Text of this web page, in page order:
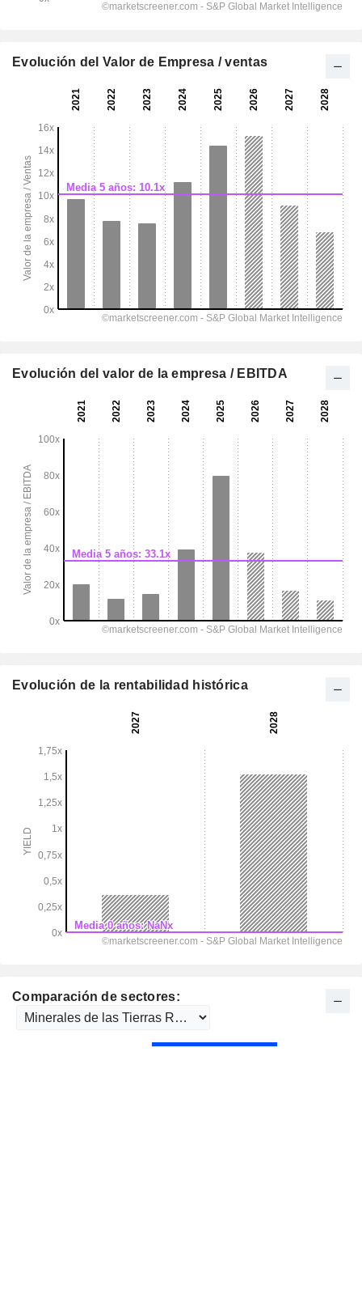
Comparación de sectores:
Evolución del Valor de Empresa / ventas
Evolución del valor de la empresa / EBITDA
Evolución de la rentabilidad histórica